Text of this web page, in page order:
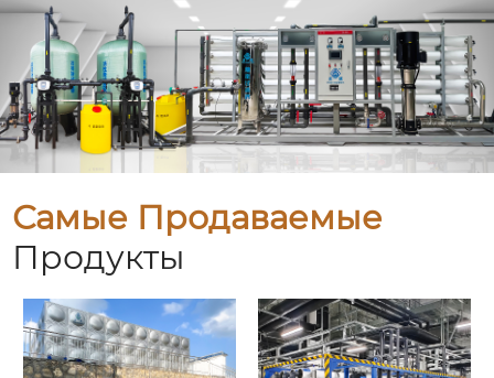
Самые Продаваемые
Продукты